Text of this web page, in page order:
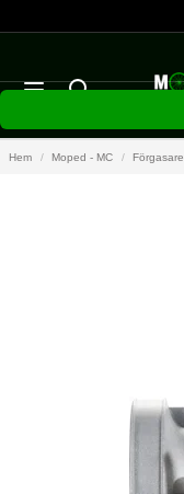
Hem Moped - MC Förgasare